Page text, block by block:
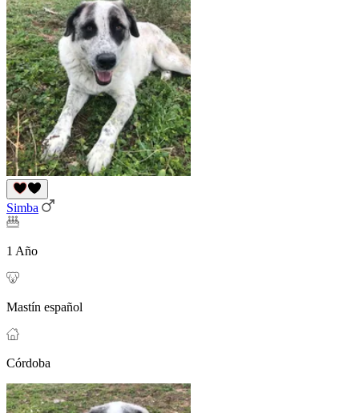
Simba
1 Año
Mastín español
Córdoba